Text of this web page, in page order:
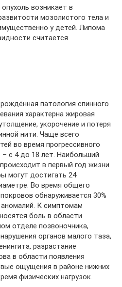
возникает в
мозолистого тела и
у детей. Липома
считается
патология спинного
характерна жировая
укорочение и потеря
нити. Чаще всего
во время прогрессивного
– с 4 до 18 лет. Наибольший
в первый год жизни
могут достигать 24
Во время общего
обнаруживается 30%
К симптомам
боль в области
отделе позвоночника,
органов малого таза,
разрастание
в области появления
ощущения в районе нижних
физических нагрузок.